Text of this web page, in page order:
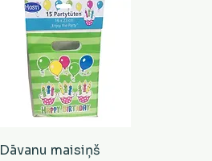
Dāvanu maisiņš